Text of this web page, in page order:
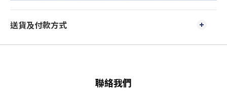
送貨及付款方式
聯絡我們